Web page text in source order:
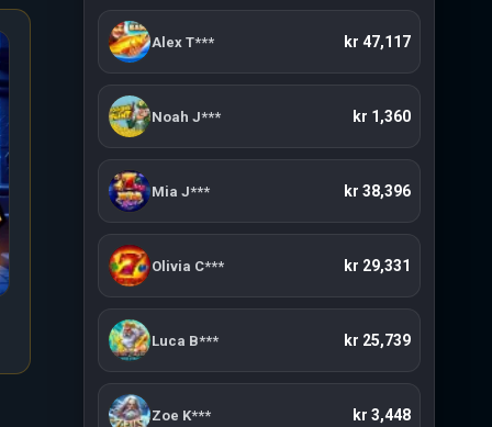
Isla T*** kr 9,031
Alex T*** kr 47,117
Noah J*** kr 1,360
Mia J*** kr 38,396
Olivia C*** kr 29,331
Luca B*** kr 25,739